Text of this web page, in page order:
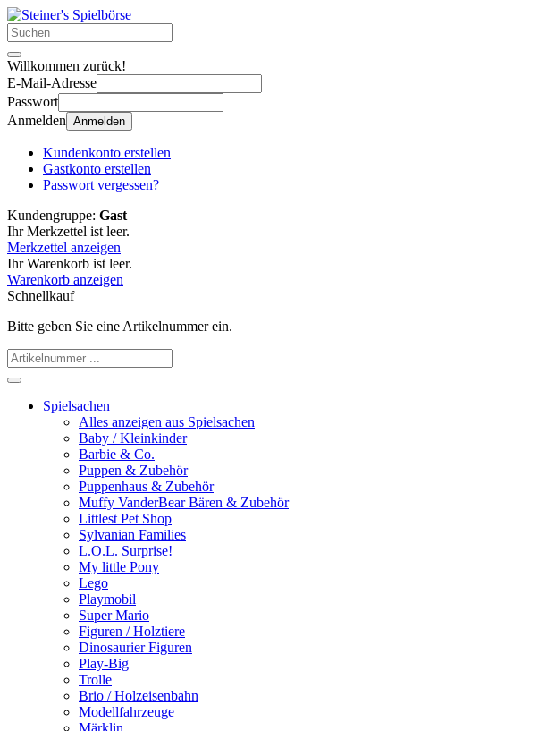
Willkommen zurück!
E-Mail-Adresse
Passwort
Anmelden Anmelden
Kundenkonto erstellen
Gastkonto erstellen
Passwort vergessen?
Kundengruppe: Gast
Ihr Merkzettel ist leer.
Merkzettel anzeigen
Ihr Warenkorb ist leer.
Warenkorb anzeigen
Schnellkauf
Bitte geben Sie eine Artikelnummer ein.
Spielsachen
Alles anzeigen aus Spielsachen
Baby / Kleinkinder
Barbie & Co.
Puppen & Zubehör
Puppenhaus & Zubehör
Muffy VanderBear Bären & Zubehör
Littlest Pet Shop
Sylvanian Families
L.O.L. Surprise!
My little Pony
Lego
Playmobil
Super Mario
Figuren / Holztiere
Dinosaurier Figuren
Play-Big
Trolle
Brio / Holzeisenbahn
Modellfahrzeuge
Märklin